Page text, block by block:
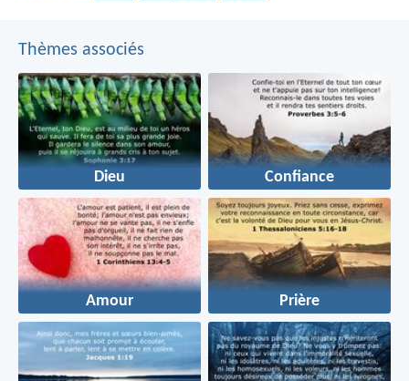
Thèmes associés
Dieu Confiance
Amour Prière